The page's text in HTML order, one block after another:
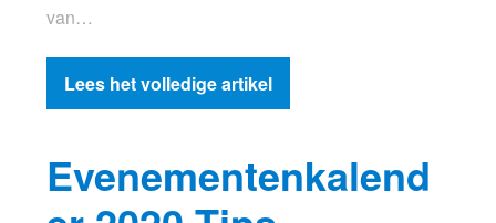
van…
Lees het volledige artikel
Evenementenkalend